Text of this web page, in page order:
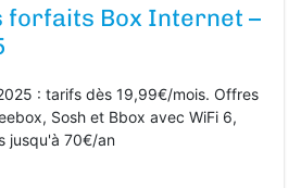
forfaits Box Internet –
: tarifs dès 19,99€/mois. Offres
Sosh et Bbox avec WiFi 6,
jusqu'à 70€/an